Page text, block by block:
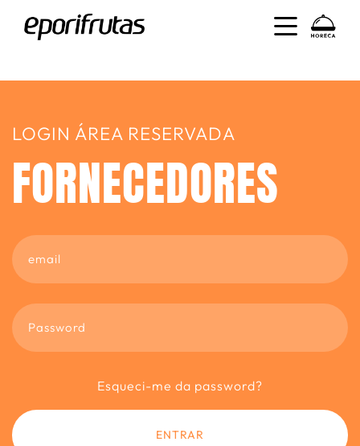
LOGIN ÁREA RESERVADA
FORNECEDORES
Esqueci-me da password?
ENTRAR